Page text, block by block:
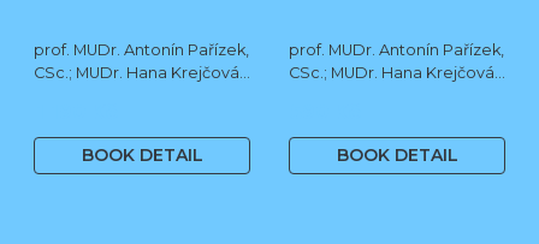
prof. MUDr. Antonín Pařízek,
CSc.; MUDr. Hana Krejčová,
Tomáš Honzík, Ph.D. a kol.
BOOK DETAIL
prof. MUDr. Antonín Pařízek,
CSc.; MUDr. Hana Krejčová,
BOOK DETAIL